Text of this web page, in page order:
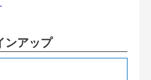
ンアップ